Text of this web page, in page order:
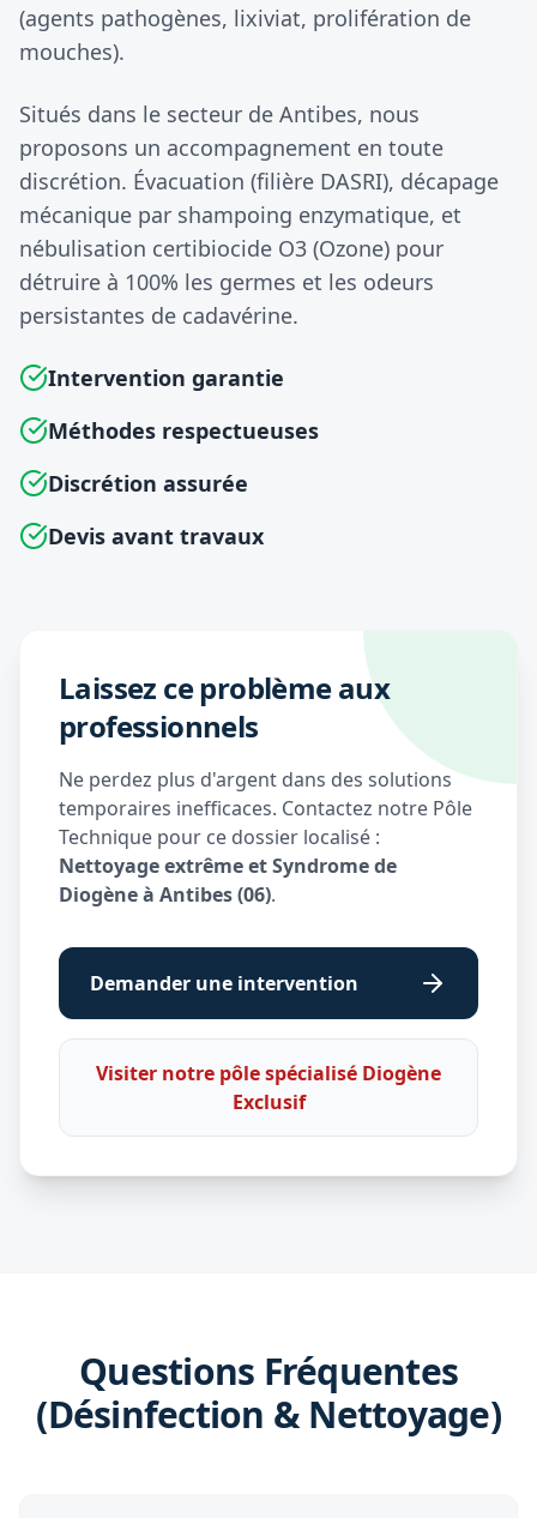
(agents pathogènes, lixiviat, prolifération de
mouches).
Situés dans le secteur de Antibes, nous
proposons un accompagnement en toute
discrétion. Évacuation (filière DASRI), décapage
mécanique par shampoing enzymatique, et
nébulisation certibiocide O3 (Ozone) pour
détruire à 100% les germes et les odeurs
persistantes de cadavérine.
Intervention garantie
Méthodes respectueuses
Discrétion assurée
Devis avant travaux
Laissez ce problème aux
professionnels
Ne perdez plus d'argent dans des solutions
temporaires inefficaces. Contactez notre Pôle
Technique pour ce dossier localisé :
Nettoyage extrême et Syndrome de
Diogène à Antibes (06).
Demander une intervention
Visiter notre pôle spécialisé Diogène
Exclusif
Questions Fréquentes
(Désinfection & Nettoyage)